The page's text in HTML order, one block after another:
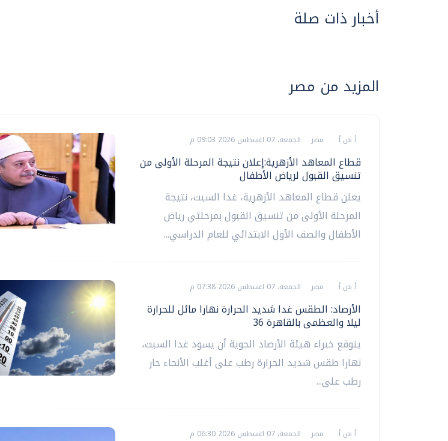
أخبار ذات صلة
المزيد من مصر
أ ش أ مصر الجمعة، 07 اغسطس 2026 09:03 م
قطاع المعاهد الأزهرية:إعلان نتيجة المرحلة الأولى من
تنسيق القبول لرياض الأطفال
يعلن قطاع المعاهد الأزهرية، غدا السبت، نتيجة
المرحلة الأولى من تنسيق القبول بمرحلتي رياض
الأطفال والصف الأول الابتدائي للعام الدراسي...
أ ش أ مصر الجمعة، 07 اغسطس 2026 07:38 م
الأرصاد: الطقس غدا شديد الحرارة نهارا مائل للحرارة
ليلا والعظمى بالقاهرة 36
يتوقع خبراء هيئة الأرصاد الجوية أن يسود غدا السبت،
نهارا طقس شديد الحرارة رطب على أغلب الأنحاء حار
رطب على...
أ ش أ مصر الجمعة، 07 اغسطس 2026 06:30 م